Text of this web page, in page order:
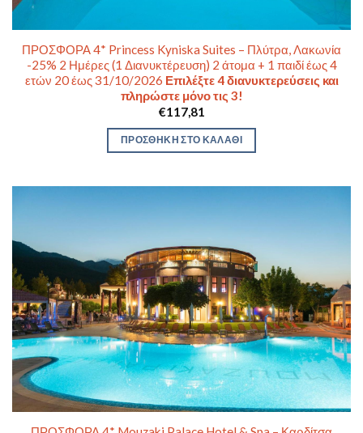
ΠΡΟΣΦΟΡΑ 4* Princess Kyniska Suites – Πλύτρα, Λακωνία
-25% 2 Ημέρες (1 Διανυκτέρευση) 2 άτομα + 1 παιδί έως 4
ετών 20 έως 31/10/2026 Επιλέξτε 4 διανυκτερεύσεις και
πληρώστε μόνο τις 3!
€117,81
ΠΡΟΣΘΉΚΗ ΣΤΟ ΚΑΛΆΘΙ